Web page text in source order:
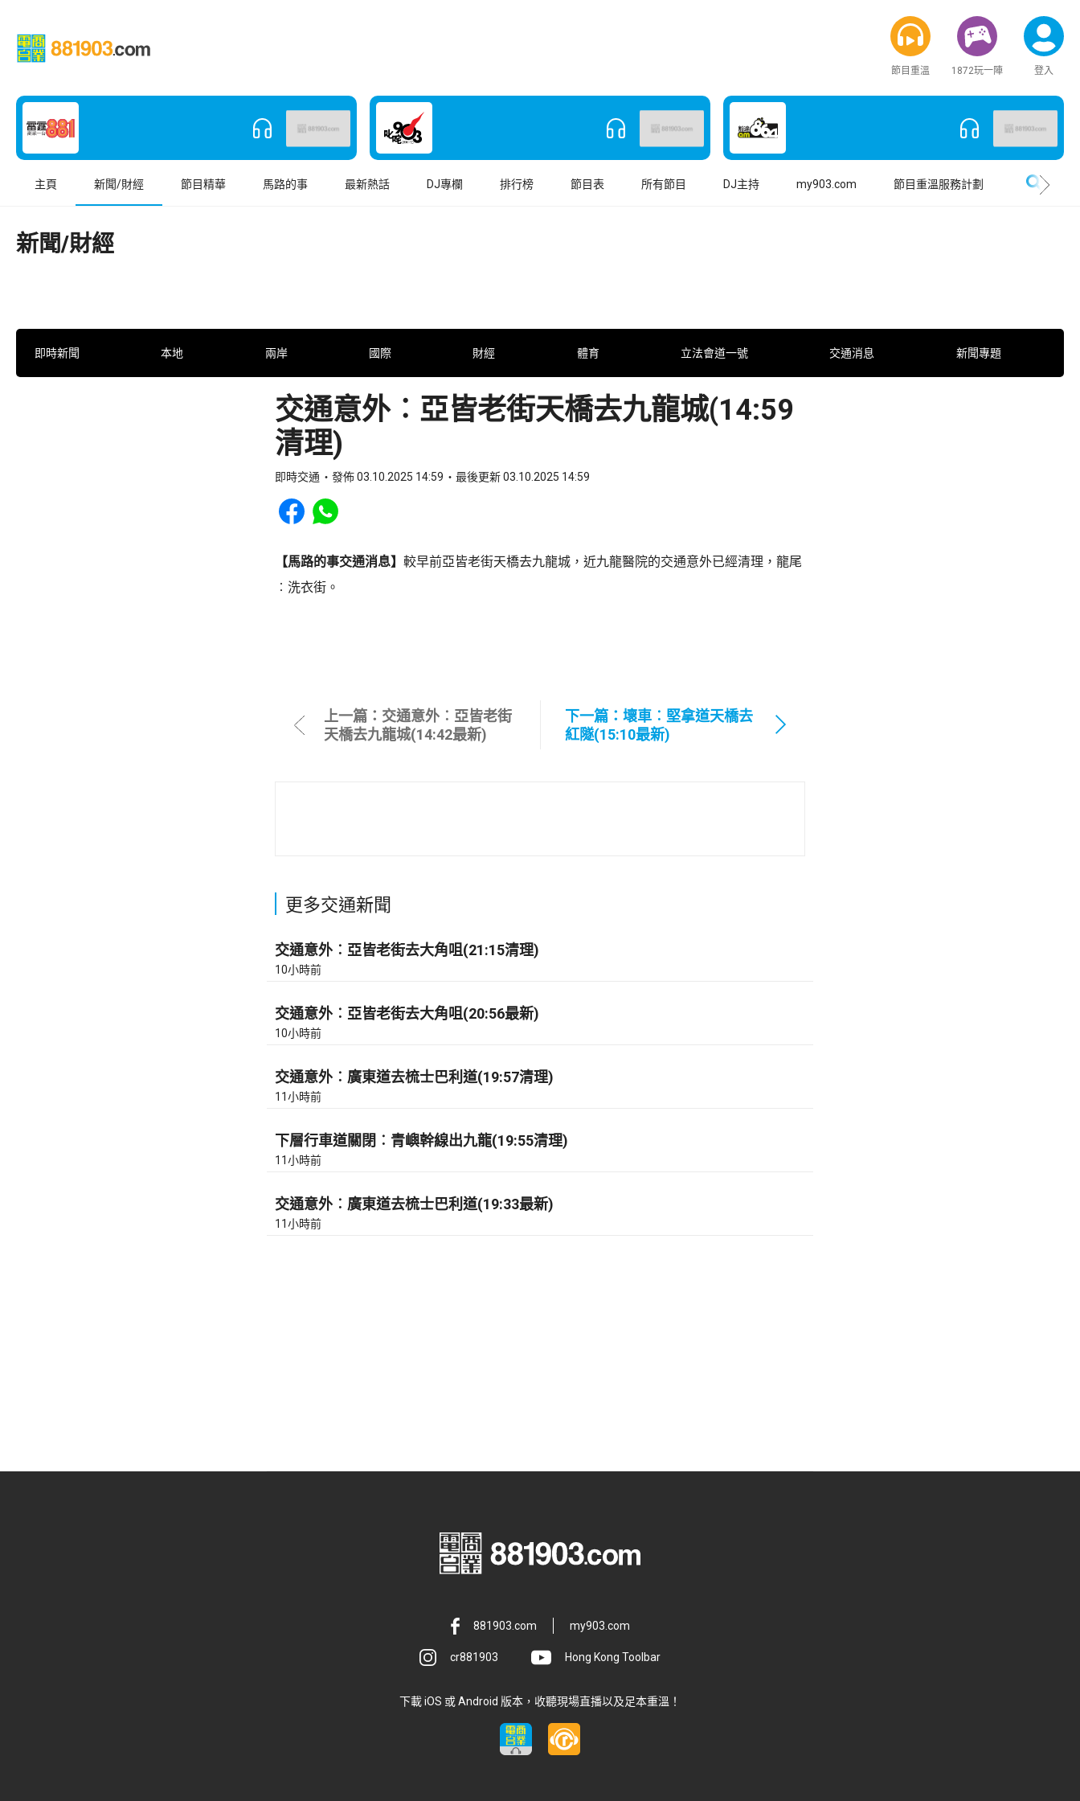
節目重溫 1872玩一陣 登入
主頁 新聞/財經 節目精華 馬路的事 最新熱話 DJ專欄 排行榜 節目表 所有節目 DJ主持 my903.com 節目重溫服務計劃
新聞/財經
即時新聞 本地 兩岸 國際 財經 體育 立法會道一號 交通消息 新聞專題
交通意外︰亞皆老街天橋去九龍城(14:59
清理)
即時交通 發佈 03.10.2025 14:59 最後更新 03.10.2025 14:59
Share to Facebook
Share to WhatsApp
【馬路的事交通消息】 較早前亞皆老街天橋去九龍城，近九龍醫院的交通意外已經清理，龍尾
︰洗衣街。
上一篇：交通意外︰亞皆老街
天橋去九龍城(14:42最新)
下一篇：壞車︰堅拿道天橋去
紅隧(15:10最新)
更多交通新聞
交通意外︰亞皆老街去大角咀(21:15清理)
10小時前
交通意外︰亞皆老街去大角咀(20:56最新)
10小時前
交通意外︰廣東道去梳士巴利道(19:57清理)
11小時前
下層行車道關閉︰青嶼幹線出九龍(19:55清理)
11小時前
交通意外︰廣東道去梳士巴利道(19:33最新)
11小時前
881903.com my903.com
cr881903 Hong Kong Toolbar
下載 iOS 或 Android 版本，收聽現場直播以及足本重溫！